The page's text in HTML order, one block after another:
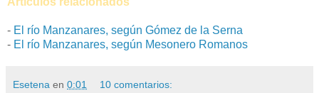
- El río Manzanares, según Gómez de la Serna
- El río Manzanares, según Mesonero Romanos
Esetena en 0:01 10 comentarios: